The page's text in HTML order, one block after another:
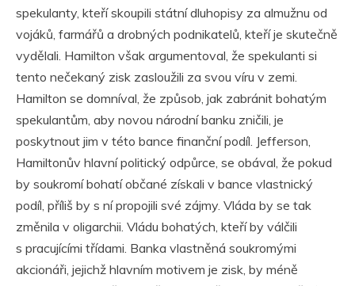
spekulanty, kteří skoupili státní dluhopisy za almužnu od
vojáků, farmářů a drobných podnikatelů, kteří je skutečně
vydělali. Hamilton však argumentoval, že spekulanti si
tento nečekaný zisk zasloužili za svou víru v zemi.
Hamilton se domníval, že způsob, jak zabránit bohatým
spekulantům, aby novou národní banku zničili, je
poskytnout jim v této bance finanční podíl. Jefferson,
Hamiltonův hlavní politický odpůrce, se obával, že pokud
by soukromí bohatí občané získali v bance vlastnický
podíl, příliš by s ní propojili své zájmy. Vláda by se tak
změnila v oligarchii. Vládu bohatých, kteří by válčili
s pracujícími třídami. Banka vlastněná soukromými
akcionáři, jejichž hlavním motivem je zisk, by méně